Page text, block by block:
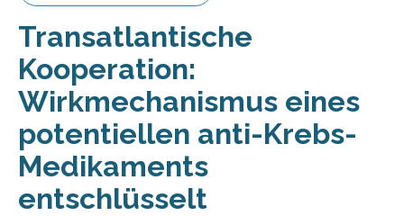
Transatlantische
Kooperation:
Wirkmechanismus eines
potentiellen anti-Krebs-
Medikaments
entschlüsselt